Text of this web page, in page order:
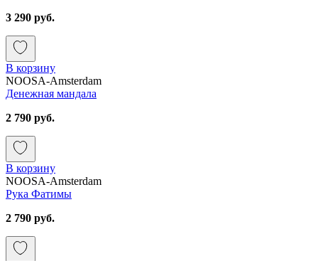
3 290 руб.
В корзину
NOOSA-Amsterdam
Денежная мандала
2 790 руб.
В корзину
NOOSA-Amsterdam
Рука Фатимы
2 790 руб.